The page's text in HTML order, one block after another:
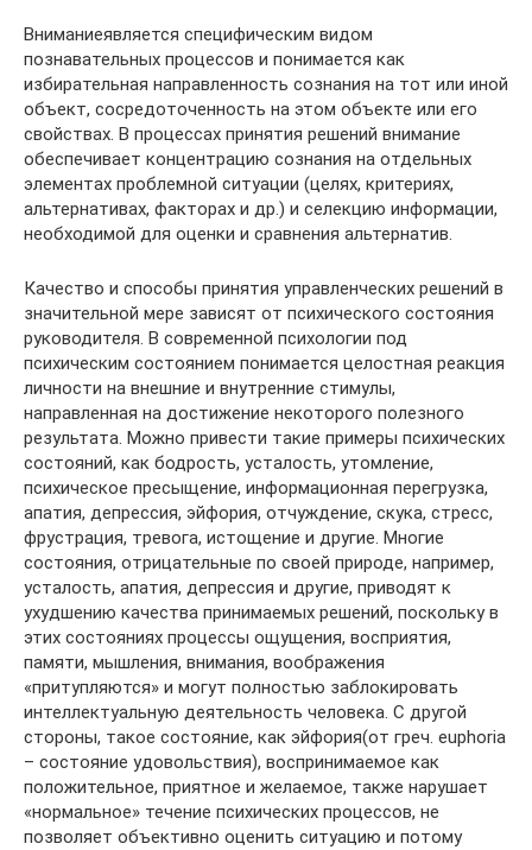
Вниманиеявляется специфическим видом
познавательных процессов и понимается как
избирательная направленность сознания на тот или иной
объект, сосредоточенность на этом объекте или его
свойствах. В процессах принятия решений внимание
обеспечивает концентрацию сознания на отдельных
элементах проблемной ситуации (целях, критериях,
альтернативах, факторах и др.) и селекцию информации,
необходимой для оценки и сравнения альтернатив.
Качество и способы принятия управленческих решений в
значительной мере зависят от психического состояния
руководителя. В современной психологии под
психическим состоянием понимается целостная реакция
личности на внешние и внутренние стимулы,
направленная на достижение некоторого полезного
результата. Можно привести такие примеры психических
состояний, как бодрость, усталость, утомление,
психическое пресыщение, информационная перегрузка,
апатия, депрессия, эйфория, отчуждение, скука, стресс,
фрустрация, тревога, истощение и другие. Многие
состояния, отрицательные по своей природе, например,
усталость, апатия, депрессия и другие, приводят к
ухудшению качества принимаемых решений, поскольку в
этих состояниях процессы ощущения, восприятия,
памяти, мышления, внимания, воображения
«притупляются» и могут полностью заблокировать
интеллектуальную деятельность человека. С другой
стороны, такое состояние, как эйфория(от греч. еuphoria
– состояние удовольствия), воспринимаемое как
положительное, приятное и желаемое, также нарушает
«нормальное» течение психических процессов, не
позволяет объективно оценить ситуацию и потому